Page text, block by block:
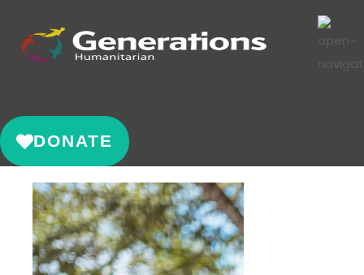
DONATE